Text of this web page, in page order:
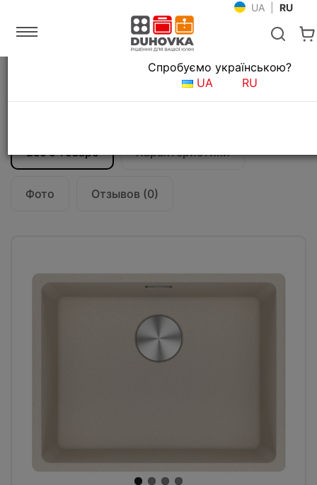
UA RU
Мойки и смесители Кухонные мойки
Кухонная мойка Franke Maris MRG 110-52
Все о товаре Характеристики
Фото Отзывов (0)
Язык магазина
Спробуємо українською?
UA
RU